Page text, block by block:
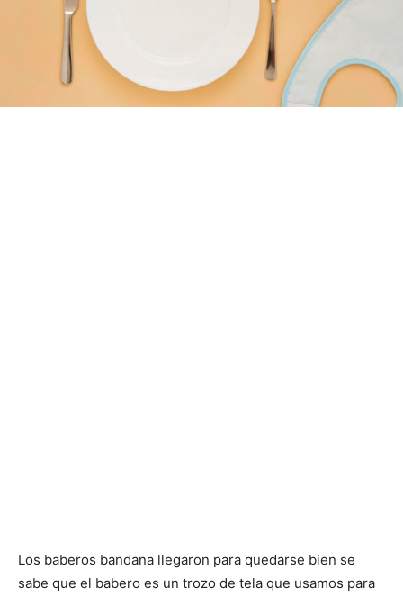
Los baberos bandana llegaron para quedarse bien se
sabe que el babero es un trozo de tela que usamos para